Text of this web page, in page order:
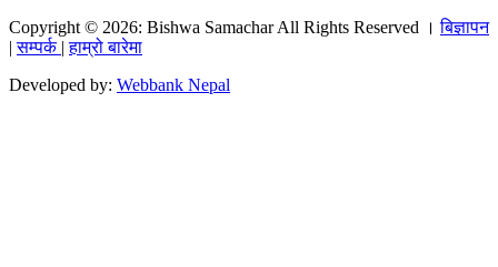
Copyright © 2026: Bishwa Samachar All Rights Reserved ।बिज्ञापन
|सम्पर्क |हाम्रो बारेमा
Developed by: Webbank Nepal